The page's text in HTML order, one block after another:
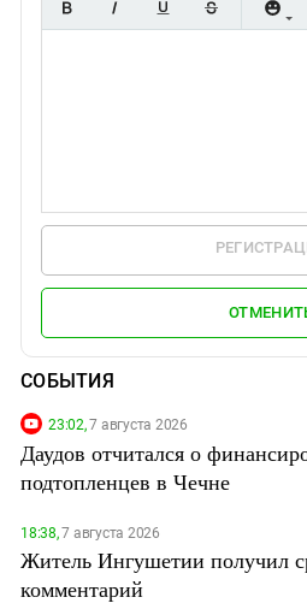
СОБЫТИЯ
23:02,7 августа 2026
Даудов отчитался о
подтопленцев в Чечне
18:38,7 августа 2026
Житель Ингушетии получил
комментарий